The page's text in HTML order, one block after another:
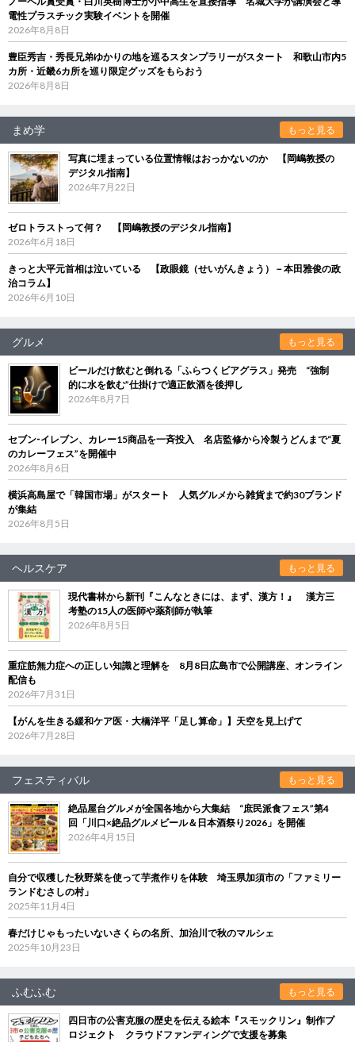
電性プラスチック実験イベントを開催
2026年8月8日
豊臣秀吉・秀長兄弟ゆかりの地を巡るスタンプラリーがスタート 和歌山市内5
カ所・近畿6カ所を巡り限定グッズをもらおう
2026年8月8日
まめ学 もっと見る
写真に埋まっている位置情報はおっかないのか 【岡嶋教授の
デジタル指南】
2026年7月22日
ゼロトラストって何？ 【岡嶋教授のデジタル指南】
2026年6月18日
きっと大平元首相は泣いている 【政眼鏡（せいがんきょう）－本田雅俊の政
治コラム】
2026年6月10日
グルメ もっと見る
ビールだけ飲むと倒れる「ふらつくビアグラス」発売 “強制
的に水を飲む”仕掛けで適正飲酒を後押し
2026年8月7日
セブン‐イレブン、カレー15商品を一斉投入 名店監修から冷製うどんまで“夏
のカレーフェス”を開催中
2026年8月6日
横浜高島屋で「韓国市場」がスタート 人気グルメから雑貨まで約30ブランド
が集結
2026年8月5日
ヘルスケア もっと見る
現代書林から新刊『こんなときには、まず、漢方！』 漢方三
考塾の15人の医師や薬剤師が執筆
2026年8月5日
重症筋無力症への正しい知識と理解を 8月8日広島市で公開講座、オンライン
配信も
2026年7月31日
【がんを生きる緩和ケア医・大橋洋平「足し算命」】天空を見上げて
2026年7月28日
フェスティバル もっと見る
絶品屋台グルメが全国各地から大集結 “庶民派食フェス”第4
回「川口×絶品グルメビール＆日本酒祭り2026」を開催
2026年4月15日
自分で収穫した秋野菜を使って芋煮作りを体験 埼玉県加須市の「ファミリー
ランドむさしの村」
2025年11月4日
春だけじゃもったいないさくらの名所、加治川で秋のマルシェ
2025年10月23日
ふむふむ もっと見る
四日市の公害克服の歴史を伝える絵本『スモックリン』制作プ
ロジェクト クラウドファンディングで支援を募集